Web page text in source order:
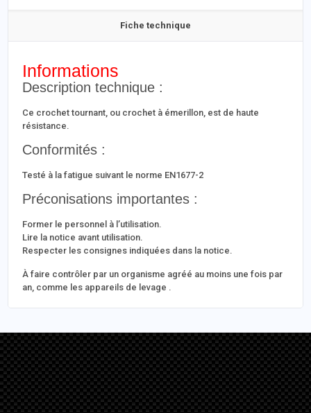
Fiche technique
Informations
Description technique :
Ce crochet tournant, ou crochet à émerillon, est de haute
résistance.
Conformités :
Testé à la fatigue suivant le norme EN1677-2
Préconisations importantes :
Former le personnel à l’utilisation.
Lire la notice avant utilisation.
Respecter les consignes indiquées dans la notice.
À faire contrôler par un organisme agréé au moins une fois par
an, comme les appareils de levage .